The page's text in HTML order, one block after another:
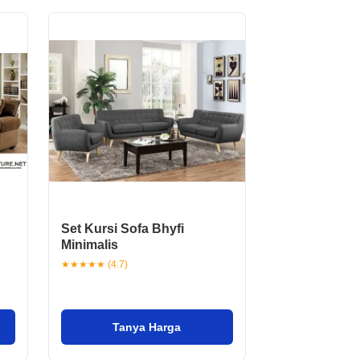
Set Kursi Sofa Bhyfi
Minimalis
★★★★★ (4.7)
Tanya Harga